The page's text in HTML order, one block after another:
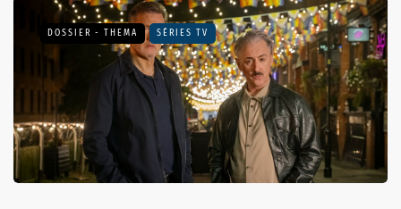
DOSSIER - THEMA SÉRIES TV